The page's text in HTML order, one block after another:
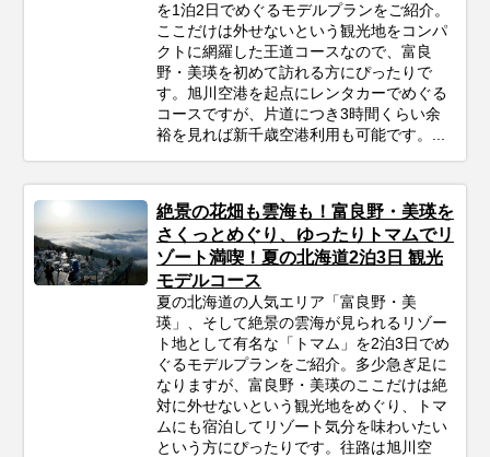
を1泊2日でめぐるモデルプランをご紹介。
ここだけは外せないという観光地をコンパ
クトに網羅した王道コースなので、富良
野・美瑛を初めて訪れる方にぴったりで
す。旭川空港を起点にレンタカーでめぐる
コースですが、片道につき3時間くらい余
裕を見れば新千歳空港利用も可能です。...
絶景の花畑も雲海も！富良野・美瑛を
さくっとめぐり、ゆったりトマムでリ
ゾート満喫！夏の北海道2泊3日 観光
モデルコース
夏の北海道の人気エリア「富良野・美
瑛」、そして絶景の雲海が見られるリゾー
ト地として有名な「トマム」を2泊3日でめ
ぐるモデルプランをご紹介。多少急ぎ足に
なりますが、富良野・美瑛のここだけは絶
対に外せないという観光地をめぐり、トマ
ムにも宿泊してリゾート気分を味わいたい
という方にぴったりです。往路は旭川空